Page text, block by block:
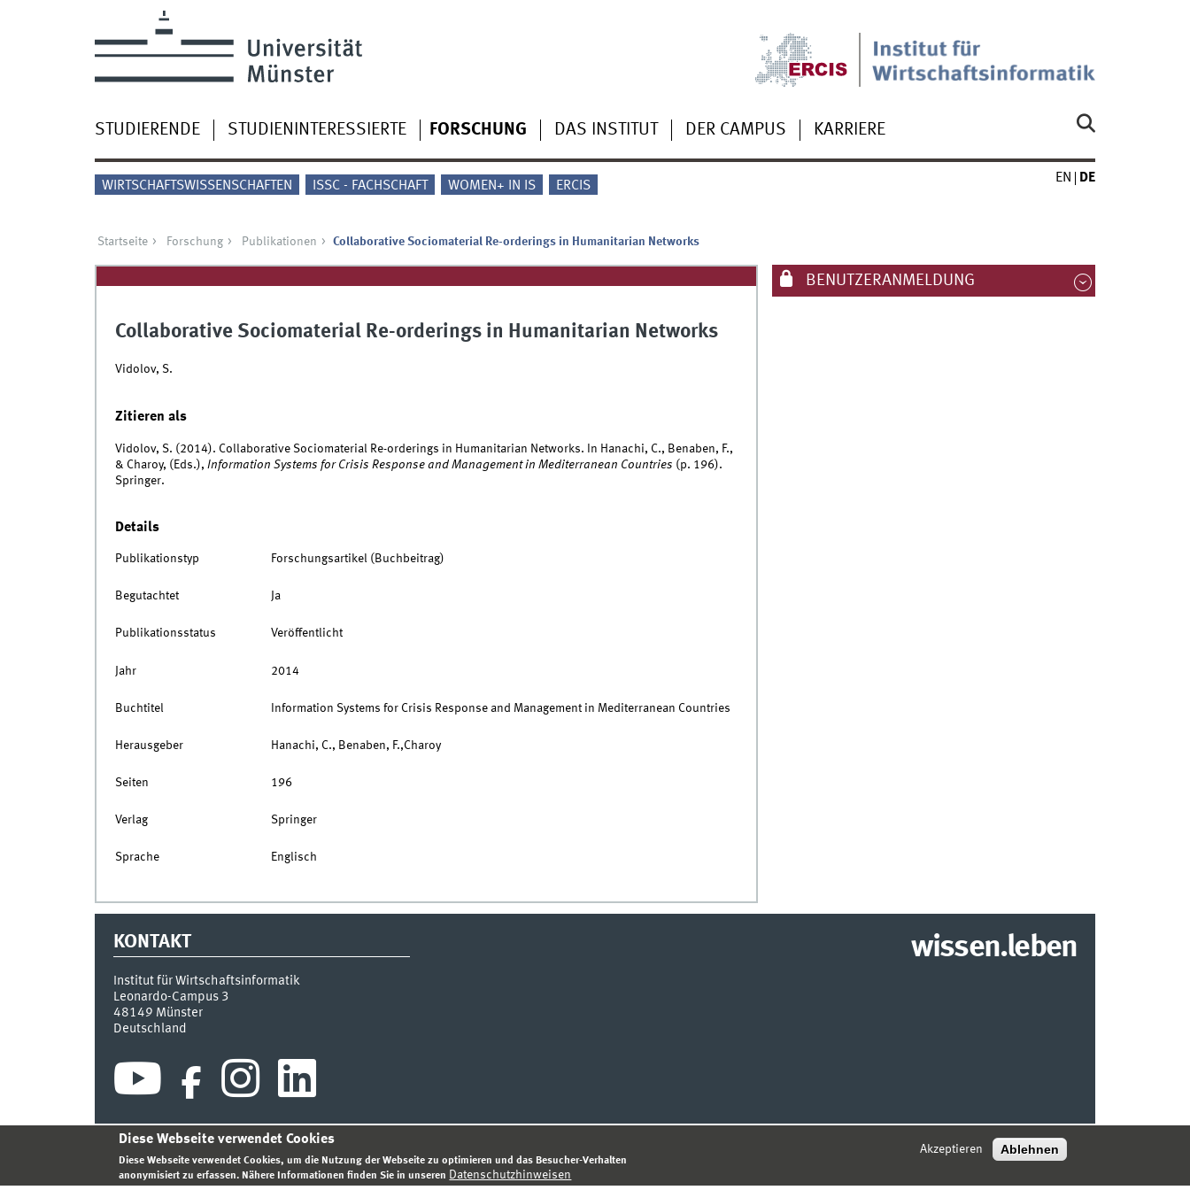
STUDIERENDE STUDIENINTERESSIERTE FORSCHUNG DAS INSTITUT DER CAMPUS KARRIERE
WIRTSCHAFTSWISSENSCHAFTEN ISSC - FACHSCHAFT WOMEN+ IN IS ERCIS
EN DE
Startseite Forschung Publikationen Collaborative Sociomaterial Re-orderings in Humanitarian Networks
Collaborative Sociomaterial Re-orderings in Humanitarian Networks
Vidolov, S.
Zitieren als
Vidolov, S. (2014). Collaborative Sociomaterial Re-orderings in Humanitarian Networks. In Hanachi, C., Benaben, F.,
& Charoy, (Eds.), Information Systems for Crisis Response and Management in Mediterranean Countries (p. 196).
Springer.
Details
Publikationstyp Forschungsartikel (Buchbeitrag)
Begutachtet Ja
Publikationsstatus Veröffentlicht
Jahr 2014
Buchtitel Information Systems for Crisis Response and Management in Mediterranean Countries
Herausgeber Hanachi, C., Benaben, F.,Charoy
Seiten 196
Verlag Springer
Sprache Englisch
BENUTZERANMELDUNG
KONTAKT
Institut für Wirtschaftsinformatik
Leonardo-Campus 3
48149 Münster
Deutschland
wissen.leben
INDEX SITEMAP KONTAKT ANMELDEN © 2026 INSTITUT FÜR WIRTSCHAFTSINFORMATIK
Diese Webseite verwendet Cookies
Diese Webseite verwendet Cookies, um die Nutzung der Webseite zu optimieren und das Besucher-Verhalten
anonymisiert zu erfassen. Nähere Informationen finden Sie in unseren Datenschutzhinweisen
Akzeptieren Ablehnen